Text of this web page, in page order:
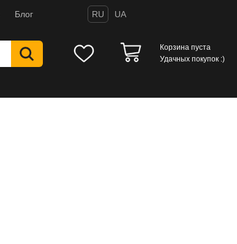
Блог RU UA
Корзина пуста
Удачных покупок :)